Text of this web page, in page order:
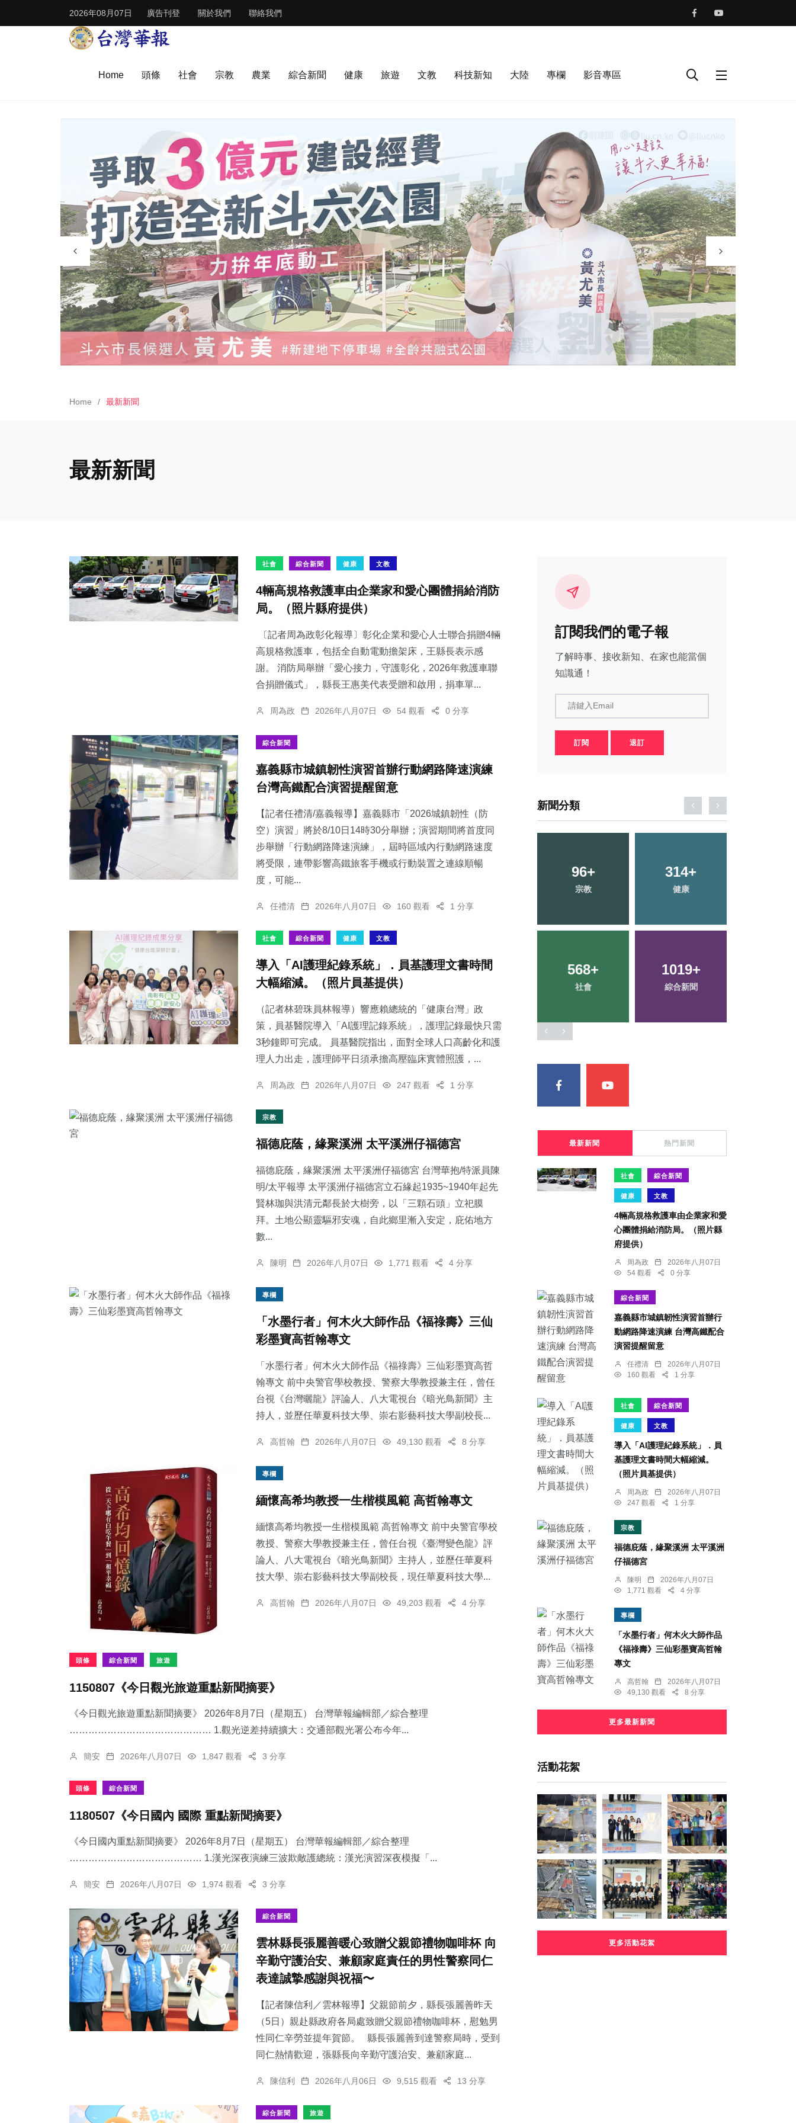
2026年08月07日 廣告刊登 關於我們 聯絡我們
Home 頭條 社會 宗教 農業 綜合新聞 健康 旅遊 文教 科技新知 大陸 專欄 影音專區
Home 最新新聞
最新新聞
社會 綜合新聞 健康 文教
4輛高規格救護車由企業家和愛心團體捐給消防
局。（照片縣府提供）
〔記者周為政彰化報導〕彰化企業和愛心人士聯合捐贈4輛
高規格救護車，包括全自動電動擔架床，王縣長表示感
謝。 消防局舉辦「愛心接力，守護彰化，2026年救護車聯
合捐贈儀式」，縣長王惠美代表受贈和啟用，捐車單...
周為政 2026年八月07日 54 觀看 0 分享
綜合新聞
嘉義縣市城鎮韌性演習首辦行動網路降速演練
台灣高鐵配合演習提醒留意
【記者任禮清/嘉義報導】嘉義縣市「2026城鎮韌性（防
空）演習」將於8/10日14時30分舉辦；演習期間將首度同
步舉辦「行動網路降速演練」，屆時區域內行動網路速度
將受限，連帶影響高鐵旅客手機或行動裝置之連線順暢
度，可能...
任禮清 2026年八月07日 160 觀看 1 分享
社會 綜合新聞 健康 文教
導入「AI護理紀錄系統」．員基護理文書時間
大幅縮減。（照片員基提供）
（記者林碧珠員林報導）響應賴總統的「健康台灣」政
策，員基醫院導入「AI護理記錄系統」，護理記錄最快只需
3秒鐘即可完成。 員基醫院指出，面對全球人口高齡化和護
理人力出走，護理師平日須承擔高壓臨床實體照護，...
周為政 2026年八月07日 247 觀看 1 分享
宗教
福德庇蔭，緣聚溪洲 太平溪洲仔福德宮
福德庇蔭，緣聚溪洲 太平溪洲仔福德宮 台灣華抱/特派員陳
明/太平報導 太平溪洲仔福德宮立石緣起1935~1940年起先
賢林珈與洪清元鄰長於大樹旁，以「三顆石頭」立祀膜
拜。土地公顯靈驅邪安魂，自此鄉里漸入安定，庇佑地方
數...
陳明 2026年八月07日 1,771 觀看 4 分享
專欄
「水墨行者」何木火大師作品《福祿壽》三仙
彩墨寶高哲翰專文
「水墨行者」何木火大師作品《福祿壽》三仙彩墨寶高哲
翰專文 前中央警官學校教授、警察大學教授兼主任，曾任
台視《台灣曬龍》評論人、八大電視台《暗光鳥新聞》主
持人，並歷任華夏科技大學、崇右影藝科技大學副校長...
高哲翰 2026年八月07日 49,130 觀看 8 分享
專欄
緬懷高希均教授一生楷模風範 高哲翰專文
緬懷高希均教授一生楷模風範 高哲翰專文 前中央警官學校
教授、警察大學教授兼主任，曾任台視《臺灣變色龍》評
論人、八大電視台《暗光鳥新聞》主持人，並歷任華夏科
技大學、崇右影藝科技大學副校長，現任華夏科技大學...
高哲翰 2026年八月07日 49,203 觀看 4 分享
頭條 綜合新聞 旅遊
1150807《今日觀光旅遊重點新聞摘要》
《今日觀光旅遊重點新聞摘要》 2026年8月7日（星期五） 台灣華報編輯部／綜合整理
……………………………………… 1.觀光逆差持續擴大：交通部觀光署公布今年...
簡安 2026年八月07日 1,847 觀看 3 分享
頭條 綜合新聞
1180507《今日國內 國際 重點新聞摘要》
《今日國內重點新聞摘要》 2026年8月7日（星期五） 台灣華報編輯部／綜合整理
…………………………………… 1.漢光深夜演練三波欺敵護總統：​漢光演習深夜模擬「...
簡安 2026年八月07日 1,974 觀看 3 分享
綜合新聞
雲林縣長張麗善暖心致贈父親節禮物咖啡杯 向
辛勤守護治安、兼顧家庭責任的男性警察同仁
表達誠摯感謝與祝福〜
【記者陳信利／雲林報導】父親節前夕，縣長張麗善昨天
（5日）親赴縣政府各局處致贈父親節禮物咖啡杯，慰勉男
性同仁辛勞並提年賀節。 縣長張麗善到達警察局時，受到
同仁熱情歡迎，張縣長向辛勤守護治安、兼顧家庭...
陳信利 2026年八月06日 9,515 觀看 13 分享
綜合新聞 旅遊
訂閱我們的電子報
了解時事、接收新知、在家也能當個
知識通！
請鍵入Email
訂閱 退訂
新聞分類
73+
3+
大陸
50 170+
110 +
農業
96+ 314
568+
社會
1019
346+
文教
75+
頭條
233+
旅遊
3+
大陸
最新新聞 熱門新聞
社會 綜合新聞
健康 文教
4輛高規格救護車由企業家和愛
心團體捐給消防局。（照片縣
府提供）
周為政
2026年八月07日
54 觀看
0 分享
綜合新聞
嘉義縣市城鎮韌性演習首辦行
動網路降速演練 台灣高鐵配合
演習提醒留意
任禮清
2026年八月07日
160 觀看
1 分享
社會 綜合新聞
健康 文教
導入「AI護理紀錄系統」．員
基護理文書時間大幅縮減。
（照片員基提供）
周為政
2026年八月07日
247 觀看
1 分享
宗教
福德庇蔭，緣聚溪洲 太平溪洲
仔福德宮
陳明
2026年八月07日
1,771 觀看
4 分享
專欄
「水墨行者」何木火大師作品
《福祿壽》三仙彩墨寶高哲翰
專文
高哲翰
2026年八月07日
49,130 觀看
8 分享
更多最新新聞
活動花絮
更多活動花絮